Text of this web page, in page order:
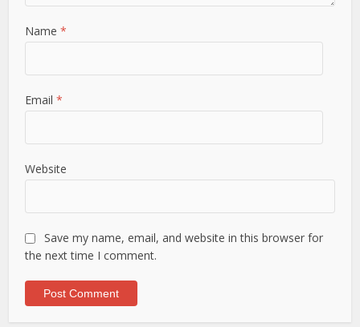
Name*
Email*
Website
Save my name, email, and website in this browser for
the next time I comment.